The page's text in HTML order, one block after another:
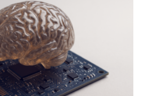
eine neuartige, KI-gestützte
von Emotionen für realistische
entwickelt innovative und
um lebensechte Avatare zu
wichtig ist uns eine ganzheitliche
Stimme, Körperbewegung, Gestik
sind…